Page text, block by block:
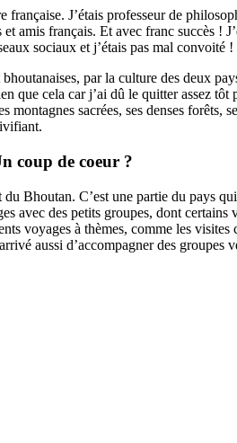
J’étais professeur de
français. Et avec franc succès !
sociaux et j’étais pas mal convoité !
par la culture des deux
cela car j’ai dû le quitter assez
sacrées, ses denses forêts,
coup de coeur ?
Bhoutan. C’est une partie du pays
avec des petits groupes, dont
voyages à thèmes, comme les
aussi d’accompagner des